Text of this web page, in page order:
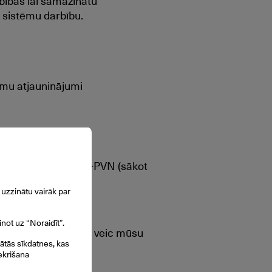
darbību.
atjauninājumi
cenā - 60 eur/h +PVN (sākot
darbus veic mūsu
vairāk par
uz “Noraidīt”.
sīkdatnes, kas